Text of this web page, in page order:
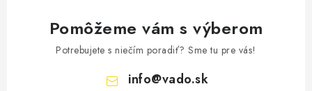
Pomôžeme vám s výberom
Potrebujete s niečím poradiť? Sme tu pre vás!
info@vado.sk